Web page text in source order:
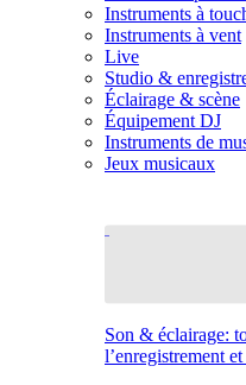
Instruments à
Instruments à vent
Live
Studio &
Éclairage & scène
Équipement DJ
Instruments de
Jeux musicaux
Son & éclairage:
l’enregistrement